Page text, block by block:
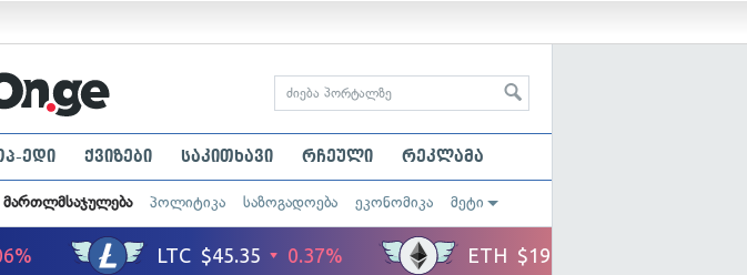
ედი ქვიზები საკითხავი რჩეული რეკლამა
მართლმსაჯულება პოლიტიკა საზოგადოება ეკონომიკა მეტი